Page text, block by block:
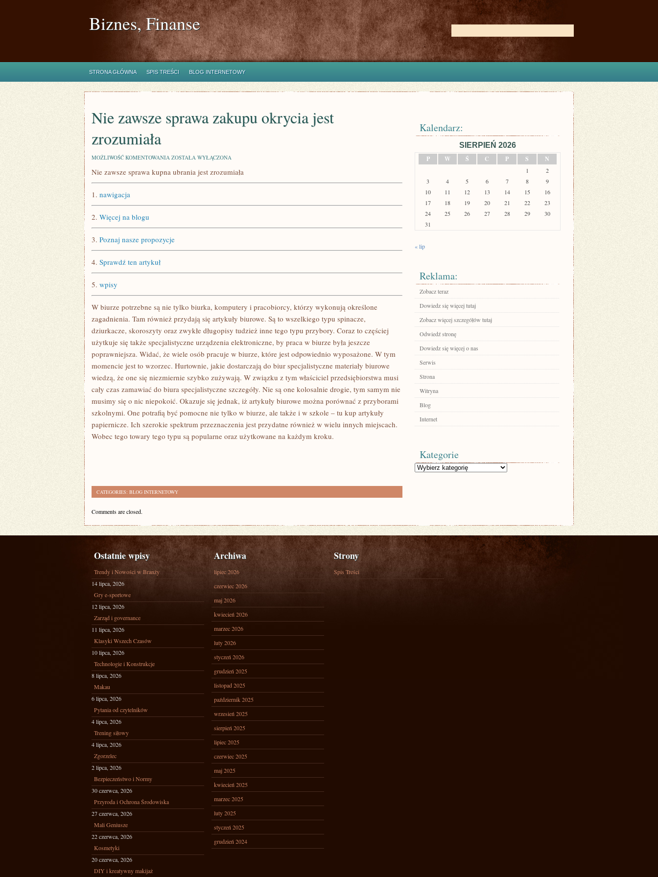
Biznes, Finanse
STRONA GŁÓWNA SPIS TREŚCI BLOG INTERNETOWY
Nie zawsze sprawa zakupu okrycia jest
zrozumiała
MOŻLIWOŚĆ KOMENTOWANIA NIE
SPRAWA
ZOSTAŁA WYŁĄCZONA
Nie zawsze sprawa kupna ubrania jest zrozumiała
1. nawigacja
2. Więcej na blogu
3. Poznaj nasze propozycje
4. Sprawdź ten artykuł
5. wpisy
W biurze potrzebne są nie tylko biurka, komputery i pracobiorcy, którzy wykonują określone
zagadnienia. Tam również przydają się artykuły biurowe. Są to wszelkiego typu spinacze,
dziurkacze, skoroszyty oraz zwykłe długopisy tudzież inne tego typu przybory. Coraz to częściej
użytkuje się także specjalistyczne urządzenia elektroniczne, by praca w biurze była jeszcze
poprawniejsza. Widać, że wiele osób pracuje w biurze, które jest odpowiednio wyposażone. W tym
momencie jest to wzorzec. Hurtownie, jakie dostarczają do biur specjalistyczne materiały biurowe
wiedzą, że one się niezmiernie szybko zużywają. W związku z tym właściciel przedsiębiorstwa musi
cały czas zamawiać do biura specjalistyczne szczegóły. Nie są one kolosalnie drogie, tym samym nie
musimy się o nic niepokoić. Okazuje się jednak, iż artykuły biurowe można porównać z przyborami
szkolnymi. One potrafią być pomocne nie tylko w biurze, ale także i w szkole – tu kup artykuły
papiernicze. Ich szerokie spektrum przeznaczenia jest przydatne również w wielu innych miejscach.
Wobec tego towary tego typu są popularne oraz użytkowane na każdym kroku.
CATEGORIES: BLOG INTERNETOWY
Comments are closed.
Kalendarz:
SIERPIEŃ 2026
P
W Ś C P S N
1
2
3
4 5 6 7 8
9
10
11 12 13 14 15
16
17
18 19 20 21 22
23
24
25 26 27 28 29
30
31
« lip
Reklama:
Zobacz teraz
Dowiedz się więcej tutaj
Zobacz więcej szczegółów tutaj
Odwiedź stronę
Dowiedz się więcej o nas
Serwis
Strona
Witryna
Blog
Internet
Kategorie
Kategorie
Ostatnie wpisy
Trendy i Nowości w Branży
14 lipca, 2026
Gry e-sportowe
12 lipca, 2026
Zarząd i governance
11 lipca, 2026
Klasyki Wszech Czasów
10 lipca, 2026
Technologie i Konstrukcje
8 lipca, 2026
Makau
6 lipca, 2026
Pytania od czytelników
4 lipca, 2026
Trening siłowy
4 lipca, 2026
Zgorzelec
2 lipca, 2026
Bezpieczeństwo i Normy
30 czerwca, 2026
Przyroda i Ochrona Środowiska
27 czerwca, 2026
Mali Geniusze
22 czerwca, 2026
Kosmetyki
20 czerwca, 2026
DIY i kreatywny makijaż
Archiwa
lipiec 2026
czerwiec 2026
maj 2026
kwiecień 2026
marzec 2026
luty 2026
styczeń 2026
grudzień 2025
listopad 2025
październik 2025
wrzesień 2025
sierpień 2025
lipiec 2025
czerwiec 2025
maj 2025
kwiecień 2025
marzec 2025
luty 2025
styczeń 2025
grudzień 2024
Strony
Spis Treści